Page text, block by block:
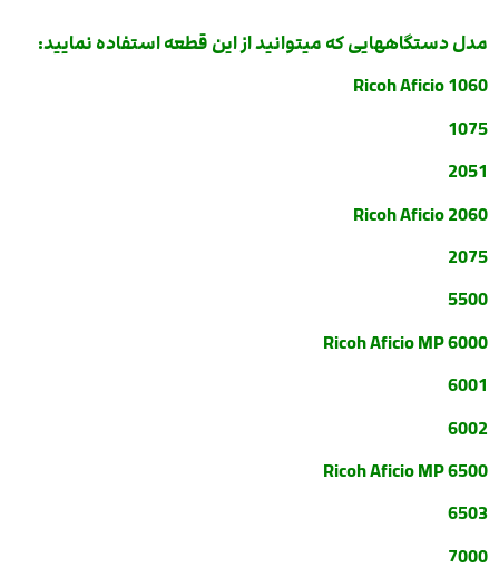
مدل دستگاههایی که میتوانید از این قطعه استفاده نمایید:
Ricoh Aficio 1060
1075
2051
Ricoh Aficio 2060
2075
5500
Ricoh Aficio MP 6000
6001
6002
Ricoh Aficio MP 6500
6503
7000